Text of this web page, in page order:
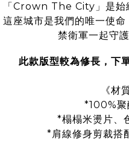
「Crown The City」是始
這座城市是我們的唯一使
禁衛軍一起守
此款版型較為修長，下
《材
*100%聚
*榻榻米燙片、
*肩線修身剪裁搭